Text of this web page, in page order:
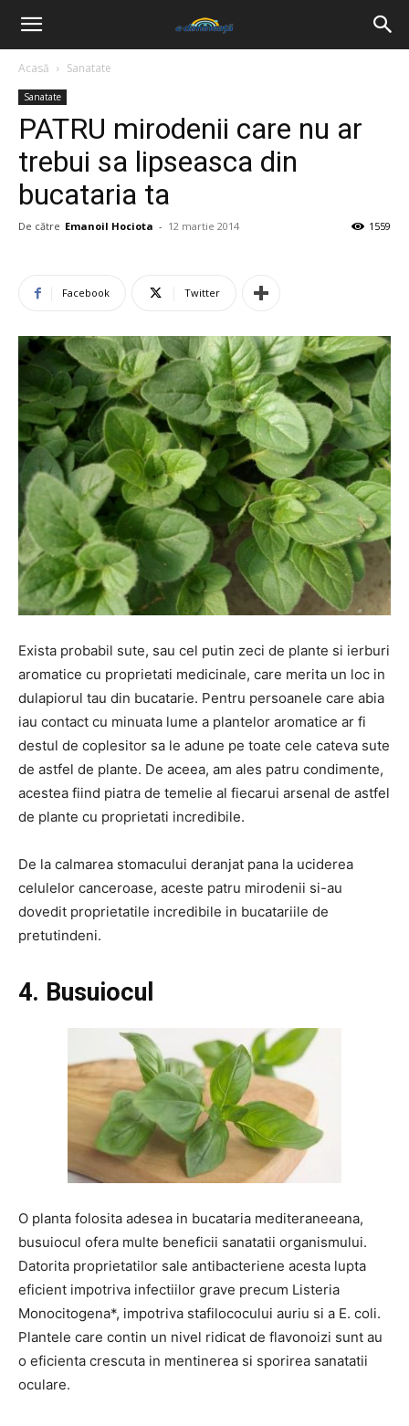
Acasă Sanatate
Sanatate
PATRU mirodenii care nu ar
trebui sa lipseasca din
bucataria ta
De către Emanoil Hociota - 12 martie 2014 1559
Facebook Twitter
Exista probabil sute, sau cel putin zeci de plante si ierburi
aromatice cu proprietati medicinale, care merita un loc in
dulapiorul tau din bucatarie. Pentru persoanele care abia
iau contact cu minuata lume a plantelor aromatice ar fi
destul de coplesitor sa le adune pe toate cele cateva sute
de astfel de plante. De aceea, am ales patru condimente,
acestea fiind piatra de temelie al fiecarui arsenal de astfel
de plante cu proprietati incredibile.
De la calmarea stomacului deranjat pana la uciderea
celulelor canceroase, aceste patru mirodenii si-au
dovedit proprietatile incredibile in bucatariile de
pretutindeni.
4. Busuiocul
O planta folosita adesea in bucataria mediteraneeana,
busuiocul ofera multe beneficii sanatatii organismului.
Datorita proprietatilor sale antibacteriene acesta lupta
eficient impotriva infectiilor grave precum Listeria
Monocitogena*, impotriva stafilococului auriu si a E. coli.
Plantele care contin un nivel ridicat de flavonoizi sunt au
o eficienta crescuta in mentinerea si sporirea sanatatii
oculare.